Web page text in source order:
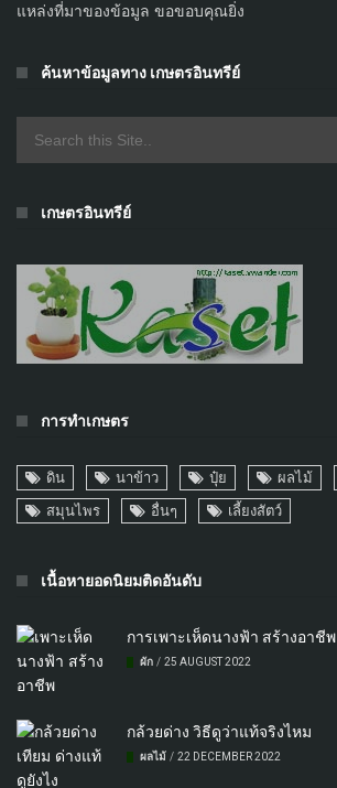
แหล่งที่มาของข้อมูล ขอขอบคุณยิ่ง
ค้นหาข้อมูลทาง เกษตรอินทรีย์
เกษตรอินทรีย์
การทำเกษตร
ดิน นาข้าว ปุ๋ย ผลไม้
สมุนไพร
อื่นๆ เลี้ยงสัตว์
เนื้อหายอดนิยมติดอันดับ
การเพาะเห็ดนางฟ้า สร้างอาชีพ
ผัก / 25 AUGUST 2022
กล้วยด่าง วิธีดูว่าแท้จริงไหม
ผลไม้ / 22 DECEMBER 2022